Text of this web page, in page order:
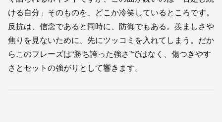
ける自分」そのものを、どこか冷笑しているところです。
反抗は、信念であると同時に、防御でもある。羨ましさや
焦りを見ないために、先にツッコミを入れてしまう。だか
らこのフレーズは“勝ち誇った強さ”ではなく、傷つきやす
さとセットの強がりとして響きます。